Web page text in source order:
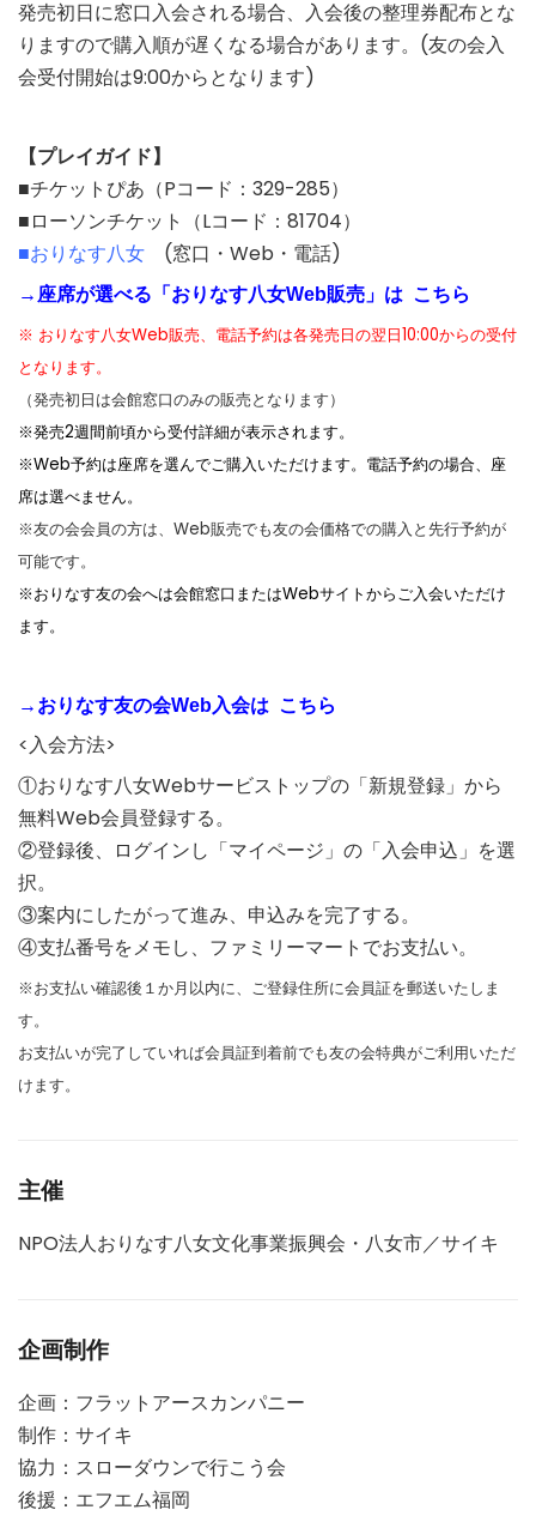
発売初日に窓口入会される場合、入会後の整理券配布とな
りますので購入順が遅くなる場合があります。(友の会入
会受付開始は9:00からとなります)
【プレイガイド】
■チケットぴあ（Pコード：329-285）
■ローソンチケット（Lコード：81704）
■おりなす八女 (窓口・Web・電話)
→座席が選べる「おりなす八女Web販売」は こちら
※ おりなす八女Web販売、電話予約は各発売日の翌日10:00からの受付
となります。
（発売初日は会館窓口のみの販売となります）
※発売2週間前頃から受付詳細が表示されます。
※Web予約は座席を選んでご購入いただけます。電話予約の場合、座
席は選べません。
※友の会会員の方は、Web販売でも友の会価格での購入と先行予約が
可能です。
※おりなす友の会へは会館窓口またはWebサイトからご入会いただけ
ます。
→おりなす友の会Web入会は こちら
<入会方法>
①おりなす八女Webサービストップの「新規登録」から
無料Web会員登録する。
②登録後、ログインし「マイページ」の「入会申込」を選
択。
③案内にしたがって進み、申込みを完了する。
④支払番号をメモし、ファミリーマートでお支払い。
※お支払い確認後１か月以内に、ご登録住所に会員証を郵送いたしま
す。
お支払いが完了していれば会員証到着前でも友の会特典がご利用いただ
けます。
主催
NPO法人おりなす八女文化事業振興会・八女市／サイキ
企画制作
企画：フラットアースカンパニー
制作：サイキ
協力：スローダウンで行こう会
後援：エフエム福岡